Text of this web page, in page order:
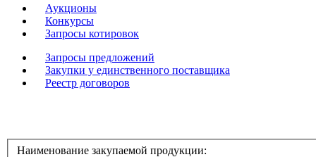
Аукционы
Конкурсы
Запросы котировок
Запросы предложений
Закупки у единственного поставщика
Реестр договоров
Наименование закупаемой продукции: